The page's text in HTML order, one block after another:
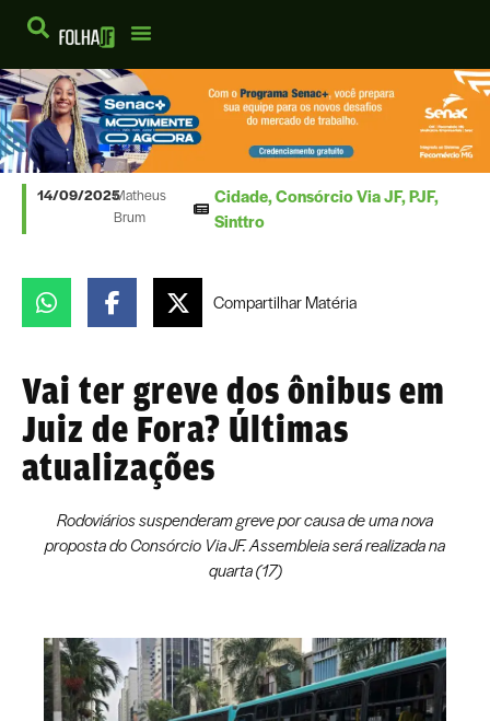
14/09/2025Matheus
Brum
Cidade,Consórcio Via JF,PJF,
Sinttro
CompartilharMatéria
Vai ter greve dos ônibus em
Juiz de Fora? Últimas
atualizações
Rodoviários suspenderam greve por causa de uma nova
proposta do Consórcio Via JF. Assembleia será realizada na
quarta (17)